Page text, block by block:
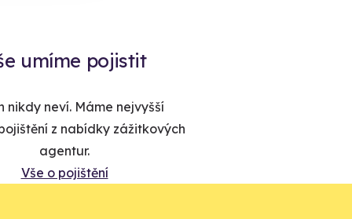
umíme pojistit
nikdy neví. Máme nejvyšší
z nabídky zážitkových
agentur.
Vše o pojištění